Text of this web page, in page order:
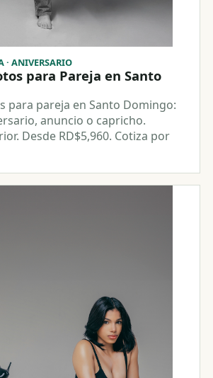
· ANIVERSARIO
para Pareja en Santo
para pareja en Santo Domingo:
anuncio o capricho.
Desde RD$5,960. Cotiza por